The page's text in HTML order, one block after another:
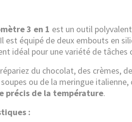
3 en 1 est un outil
est équipé de deux embouts en
idéal pour une variété de tâches
du chocolat, des crèmes,
ou de la meringue
précis de la température.
: